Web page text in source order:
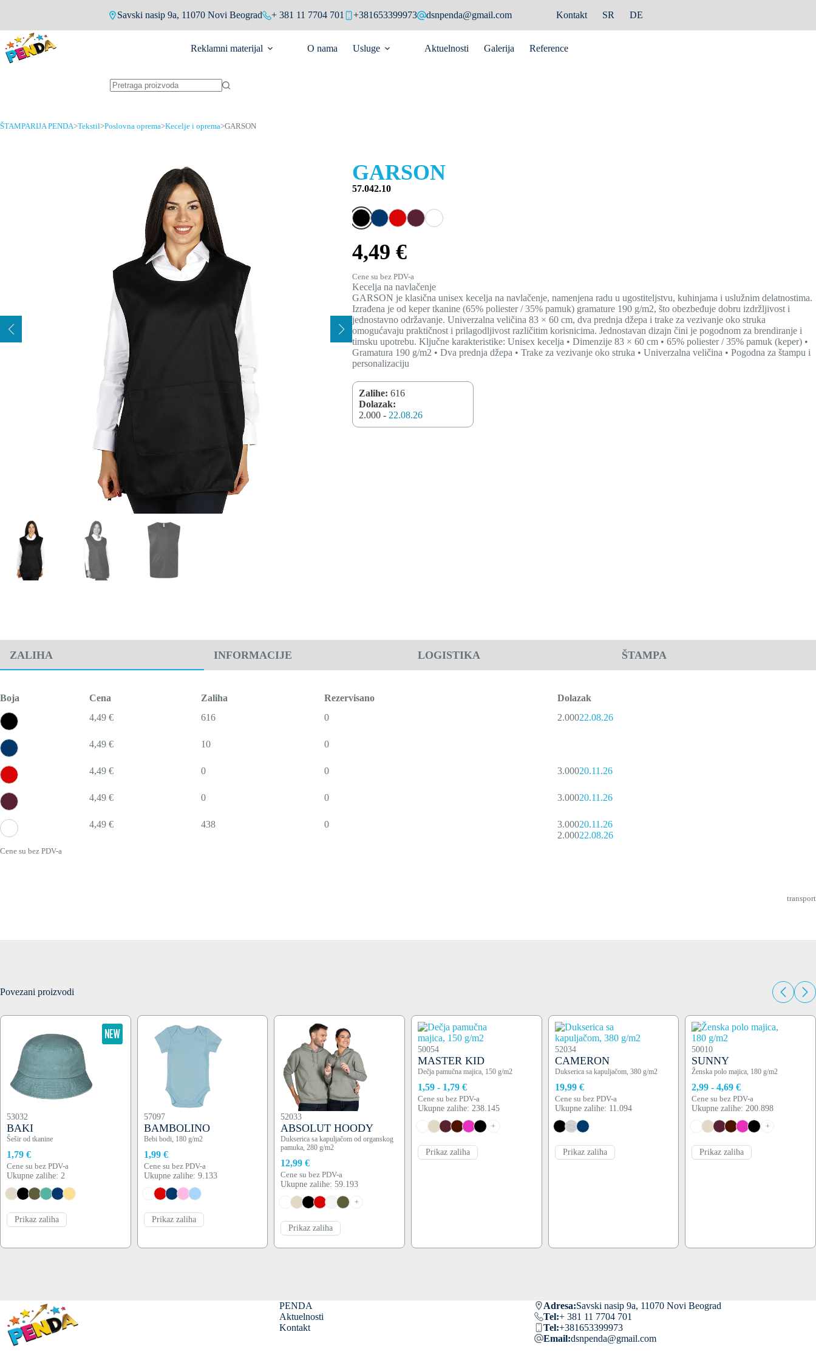
Savski nasip 9a, 11070 Novi Beograd + 381 11 7704 701 +381653399973 dsnpenda@gmail.com Kontakt SR DE
Reklamni materijal O nama Usluge Aktuelnosti Galerija Reference
ŠTAMPARIJA PENDA>Tekstil>Poslovna oprema>Kecelje i oprema>GARSON
GARSON
57.042.10
4,49 €
Cene su bez PDV-a
Kecelja na navlačenje
GARSON je klasična unisex kecelja na navlačenje, namenjena radu u ugostiteljstvu, kuhinjama i uslužnim delatnostima.
Izrađena je od keper tkanine (65% poliester / 35% pamuk) gramature 190 g/m2, što obezbeđuje dobru izdržljivost i
jednostavno održavanje. Univerzalna veličina 83 × 60 cm, dva prednja džepa i trake za vezivanje oko struka
omogućavaju praktičnost i prilagodljivost različitim korisnicima. Jednostavan dizajn čini je pogodnom za brendiranje i
timsku upotrebu. Ključne karakteristike: Unisex kecelja • Dimenzije 83 × 60 cm • 65% poliester / 35% pamuk (keper) •
Gramatura 190 g/m2 • Dva prednja džepa • Trake za vezivanje oko struka • Univerzalna veličina • Pogodna za štampu i
personalizaciju
Zalihe: 616
Dolazak:
2.000 - 22.08.26
ZALIHA INFORMACIJE LOGISTIKA ŠTAMPA
Boja Cena Zaliha Rezervisano
Dolazak
4,49 €
616 0 2.00022.08.26
4,49 € 10 0
4,49 € 0 0 3.00020.11.26
4,49 € 0 0 3.00020.11.26
4,49 € 438 0 3.00020.11.26
2.00022.08.26
Cene su bez PDV-a
transport
Povezani proizvodi
53032
BAKI
Šešir od tkanine
1,79 €
Cene su bez PDV-a
Ukupne zalihe: 2
Prikaz zaliha
57097
BAMBOLINO
Bebi bodi, 180 g/m2
1,99 €
Cene su bez PDV-a
Ukupne zalihe: 9.133
Prikaz zaliha
52033
ABSOLUT HOODY
Dukserica sa kapuljačom od organskog
pamuka, 280 g/m2
12,99 €
Cene su bez PDV-a
Ukupne zalihe: 59.193
+
Prikaz zaliha
50054
MASTER KID
Dečja pamučna majica, 150 g/m2
1,59 - 1,79 €
Cene su bez PDV-a
Ukupne zalihe: 238.145
+
Prikaz zaliha
52034
CAMERON
Dukserica sa kapuljačom, 380 g/m2
19,99 €
Cene su bez PDV-a
Ukupne zalihe: 11.094
Prikaz zaliha
50010
SUNNY
Ženska polo majica, 180 g/m2
2,99 - 4,69 €
Cene su bez PDV-a
Ukupne zalihe: 200.898
+
Prikaz zaliha
PENDA
Aktuelnosti
Kontakt
Adresa:Savski nasip 9a, 11070 Novi Beograd
Tel:+ 381 11 7704 701
Tel:+381653399973
Email:dsnpenda@gmail.com